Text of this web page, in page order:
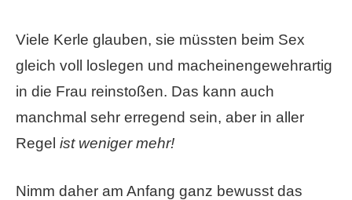
Viele Kerle glauben, sie müssten beim Sex
gleich voll loslegen und macheinengewehrartig
in die Frau reinstoßen. Das kann auch
manchmal sehr erregend sein, aber in aller
Regel ist weniger mehr!
Nimm daher am Anfang ganz bewusst das